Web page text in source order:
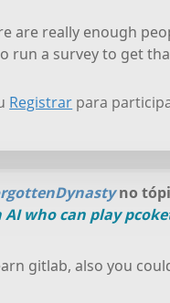
are really enough
run a survey to get
Registrar para
no
who can play
gitlab, also you